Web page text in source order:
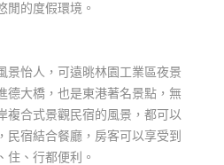
閒的度假環境。
景怡人，可遠晀林園工業區夜景
德大橋，也是東港著名景點，無
複合式景觀民宿的風景，都可以
民宿結合餐廳，房客可以享受到
住、行都便利。